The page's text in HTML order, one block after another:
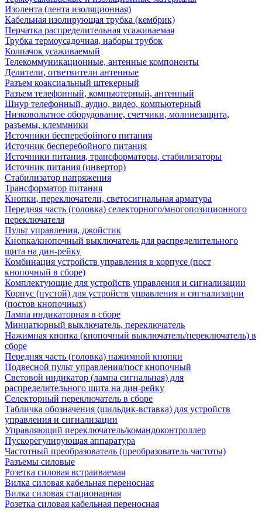
Изолента (лента изоляционная)
Кабельная изолирующая трубка (кембрик)
Перчатка распределительная усаживаемая
Трубка термоусадочная, наборы трубок
Колпачок усаживаемый
Телекоммуникационные, антенные компоненты
Делители, ответвители антенные
Разъем коаксиальный штекерный
Разъем телефонный, компьютерный, антенный
Шнур телефонный, аудио, видео, компьютерный
Низковольтное оборудование, счетчики, молниезащита,
разъемы, клеммники
Источники бесперебойного питания
Источник бесперебойного питания
Источники питания, трансформаторы, стабилизаторы
Источник питания (инвертор)
Стабилизатор напряжения
Трансформатор питания
Кнопки, переключатели, светосигнальная арматура
Передняя часть (головка) селекторного/многопозиционного
переключателя
Пульт управления, джойстик
Кнопка/кнопочный выключатель для распределительного
щита на дин-рейку
Комбинация устройств управления в корпусе (пост
кнопочный в сборе)
Комплектующие для устройств управления и сигнализации
Корпус (пустой) для устройств управления и сигнализации
(постов кнопочных)
Лампа индикаторная в сборе
Миниатюрный выключатель, переключатель
Нажимная кнопка (кнопочный выключатель/переключатель) в
сборе
Передняя часть (головка) нажимной кнопки
Подвесной пульт управления/пост кнопочный
Световой индикатор (лампа сигнальная) для
распределительного щита на дин-рейку
Селекторный переключатель в сборе
Табличка обозначения (шильдик-вставка) для устройств
управления и сигнализации
Управляющий переключатель/командоконтроллер
Пускорегулирующая аппаратура
Частотный преобразователь (преобразователь частоты)
Разъемы силовые
Розетка силовая встраиваемая
Вилка силовая кабельная переносная
Вилка силовая стационарная
Розетка силовая кабельная переносная